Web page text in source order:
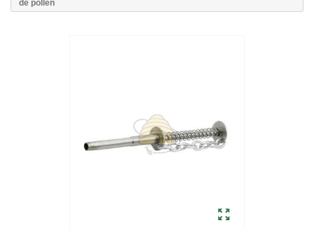
de pollen